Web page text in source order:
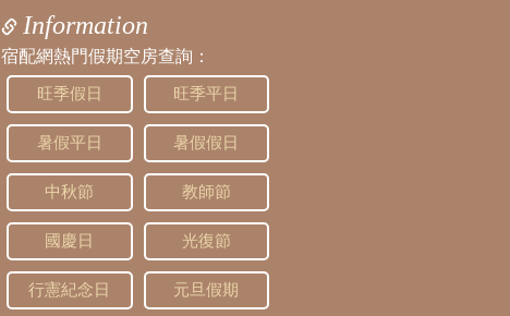
Information
宿配網熱門假期空房查詢：
旺季假日 旺季平日
暑假平日 暑假假日
中秋節 教師節
國慶日 光復節
行憲紀念日 元旦假期